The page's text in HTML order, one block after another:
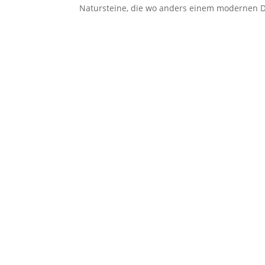
Natursteine, die wo anders einem modernen